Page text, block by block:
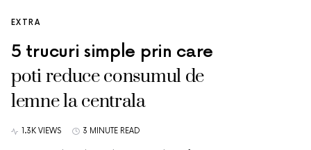
EXTRA
5 trucuri simple prin care
poti reduce consumul de
lemne la centrala
1.3K VIEWS 3 MINUTE READ